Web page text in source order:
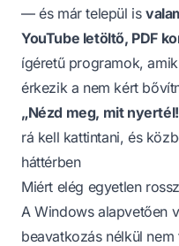
— és már települ is
YouTube letöltő, PDF
ígéretű programok,
érkezik a nem kért
„Nézd meg, mit
rá kell kattintani, és
háttérben
Miért elég egyetlen
A Windows alapvetően
beavatkozás nélkül